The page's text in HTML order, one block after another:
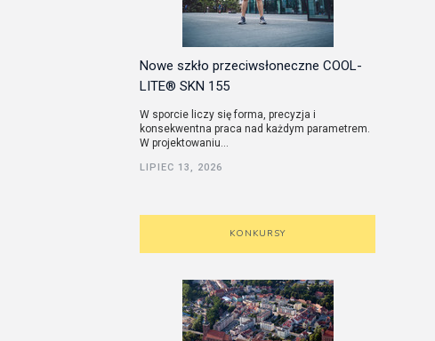
Nowe szkło przeciwsłoneczne COOL-
LITE® SKN 155
W sporcie liczy się forma, precyzja i
konsekwentna praca nad każdym parametrem.
W projektowaniu...
LIPIEC 13, 2026
KONKURSY